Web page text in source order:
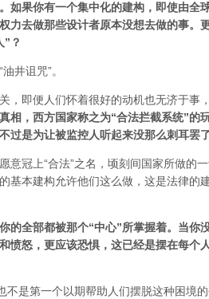
如果你有一个集中化的建构，即使由全
力去做那些设计者原本没想去做的事。
？
井诅咒”。
，即便人们怀着很好的动机也无济于事，
相，西方国家称之为“合法拦截系统”的
过是为让被监控人听起来没那么刺耳罢了
意冠上“合法”之名，顷刻间国家所做的
基本建构允许他们这么做，这是法律的
的全部都被那个“中心”所掌握着。当你
愤怒，更应该恐惧，这已经是摆在每
不是第一个以期帮助人们摆脱这种困境